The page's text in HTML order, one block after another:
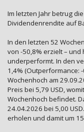
Im letzten Jahr betrug
Dividendenrendite auf
In den letzten 52
von -50,8% erzielt – und
underperformt. In den
1,4% (Outperformance:
Wochenhoch am
Preis bei 5,79 USD,
Wochenhoch befindet.
24.04.2026 bei 5,00
erholen und damit um